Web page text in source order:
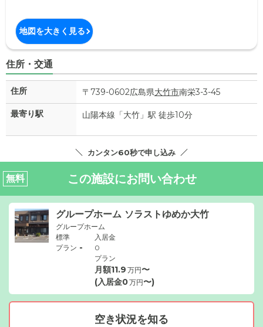
地図を大きく見る
住所・交通
住所 〒739-0602広島県大竹市南栄3-3-45
最寄り駅 山陽本線「大竹」駅 徒歩10分
カンタン60秒で申し込み
無料 この施設にお問い合わせ
グループホーム ソラストゆめか大竹
グループホーム
標準
プラン -
入居金
0
プラン
月額11.9 万円〜
(入居金0万円〜)
空き状況を知る